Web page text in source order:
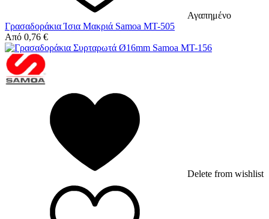
Αγαπημένο
Γρασαδοράκια Ίσια Μακριά Samoa MT-505
Από 0,76 €
Delete from wishlist